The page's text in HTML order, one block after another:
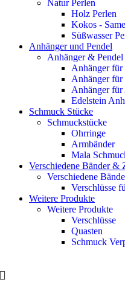
Natur Perlen
Holz Perlen
Kokos -
Süßwasser
Anhänger und Pendel
Anhänger & Pendel
Anhänger für
Anhänger für
Anhänger für
Edelstein
Schmuck Stücke
Schmuckstücke
Ohrringe
Armbänder
Mala
Verschiedene Bänder &
Verschiedene
Verschlüsse
Weitere Produkte
Weitere Produkte
Verschlüsse
Quasten
Schmuck